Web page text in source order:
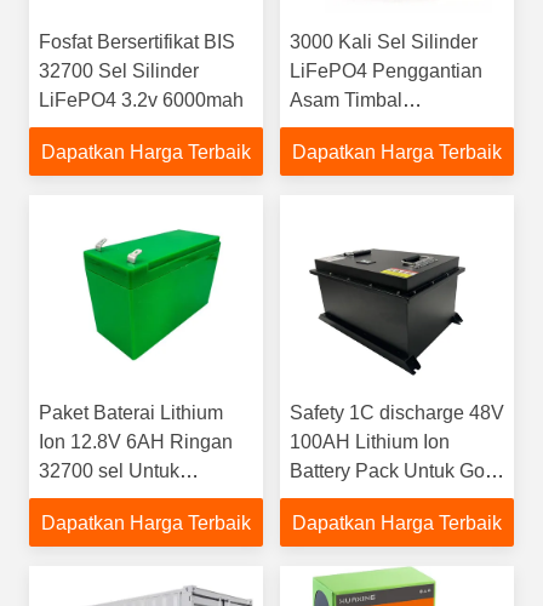
Fosfat Bersertifikat BIS
32700 Sel Silinder
LiFePO4 3.2v 6000mah
Dapatkan Harga Terbaik
3000 Kali Sel Silinder
LiFePO4 Penggantian
Asam Timbal
Perlindungan
Keselamatan Ganda
Dapatkan Harga Terbaik
Paket Baterai Lithium
Ion 12.8V 6AH Ringan
32700 sel Untuk
Speaker
Dapatkan Harga Terbaik
Safety 1C discharge 48V
100AH ​​Lithium Ion
Battery Pack Untuk Golf
Cart
Dapatkan Harga Terbaik